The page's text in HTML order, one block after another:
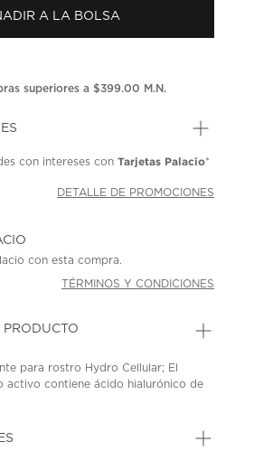
en
la
A LA BOLSA
superiores a $399.00 M.N.
con intereses conTarjetas Palacio*
DETALLE DE PROMOCIONES
con esta compra.
TÉRMINOS Y CONDICIONES
PRODUCTO
para rostro Hydro Cellular; El
activo contiene ácido hialurónico de